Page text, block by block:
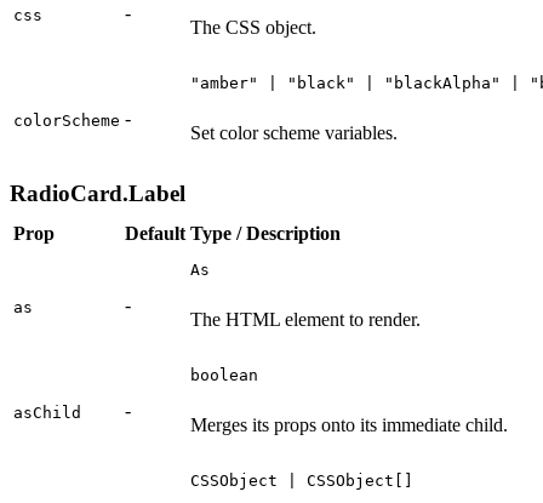
css -
The CSS object.
colorScheme -
"amber" | "black" | "blackAlpha"
Set color scheme variables.
RadioCard.Label
Prop Default Type / Description
as -
As
The HTML element to render.
asChild -
boolean
Merges its props onto its immediate child.
CSSObject | CSSObject[]